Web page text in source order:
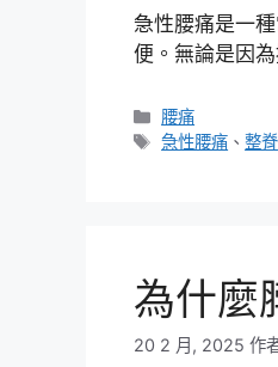
急性腰痛是一
便。無論是因
分
類
腰痛
標
急性腰痛 、整脊
為什麼
20 2 月, 2025 作